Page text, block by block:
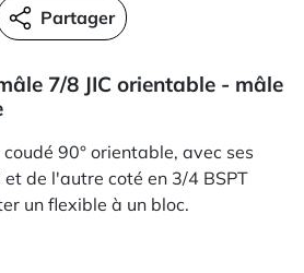
Partager
7/8 JIC orientable - mâle
90° orientable, avec ses
et de l'autre coté en 3/4 BSPT
un flexible à un bloc.